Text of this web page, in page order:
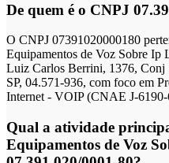
De quem é o CNPJ
O CNPJ 07391020000180
Equipamentos de Voz Sobre Ip
Luiz Carlos Berrini, 1376, Conj
SP, 04.571-936, com foco em
Internet - VOIP (CNAE J-6190-
Qual a atividade
Equipamentos de Voz